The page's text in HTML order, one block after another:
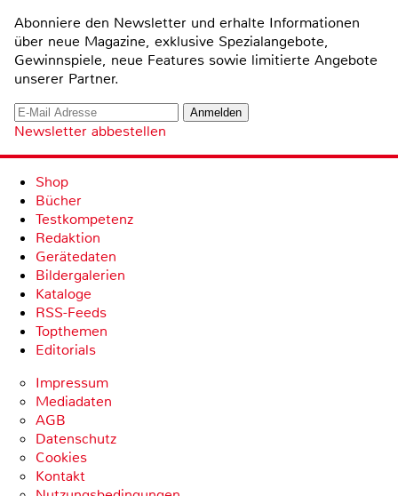
Abonniere den Newsletter und erhalte Informationen
über neue Magazine, exklusive Spezialangebote,
Gewinnspiele, neue Features sowie limitierte Angebote
unserer Partner.
Newsletter abbestellen
Shop
Bücher
Testkompetenz
Redaktion
Gerätedaten
Bildergalerien
Kataloge
RSS-Feeds
Topthemen
Editorials
Impressum
Mediadaten
AGB
Datenschutz
Cookies
Kontakt